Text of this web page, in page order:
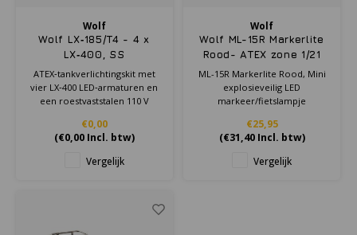
Wolf
Wolf LX‑185/T4 - 4 x
LX‑400, SS
Transformator - ATEX -
Tank lighting kit - Zone
1/21
ATEX‑tankverlichtingskit met
vier LX‑400 LED‑armaturen en
een roestvaststalen 110 V
tijdelijke verlichting in Zone
1/21.
€0,00
(€0,00Incl. btw)
Vergelijk
Wolf
Wolf ML-15R Markerlite
Rood- ATEX zone 1/21
ML-15R Markerlite Rood, Mini
explosieveilig LED
markeer/fietslampje
€25,95
(€31,40Incl. btw)
Vergelijk